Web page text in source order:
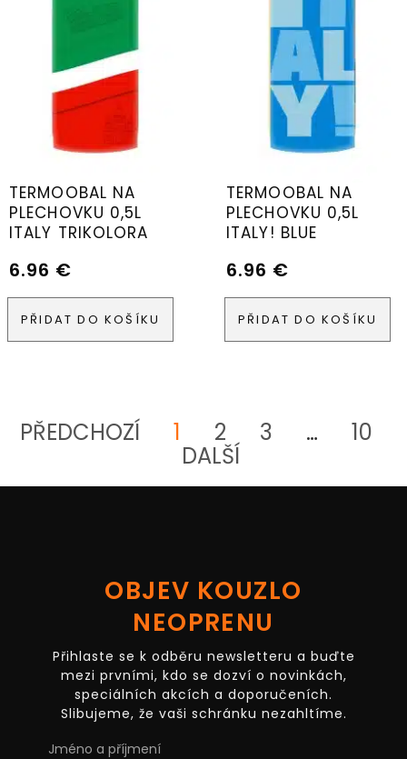
TERMOOBAL NA
PLECHOVKU 0,5L
ITALY TRIKOLORA
6.96 €
PŘIDAT DO KOŠÍKU
TERMOOBAL NA
PLECHOVKU 0,5L
ITALY! BLUE
6.96 €
PŘIDAT DO KOŠÍKU
PŘEDCHOZÍ 1 2 3 … 10
DALŠÍ
OBJEV KOUZLO
NEOPRENU
Přihlaste se k odběru newsletteru a buďte
mezi prvními, kdo se dozví o novinkách,
speciálních akcích a doporučeních.
Slibujeme, že vaši schránku nezahltíme.